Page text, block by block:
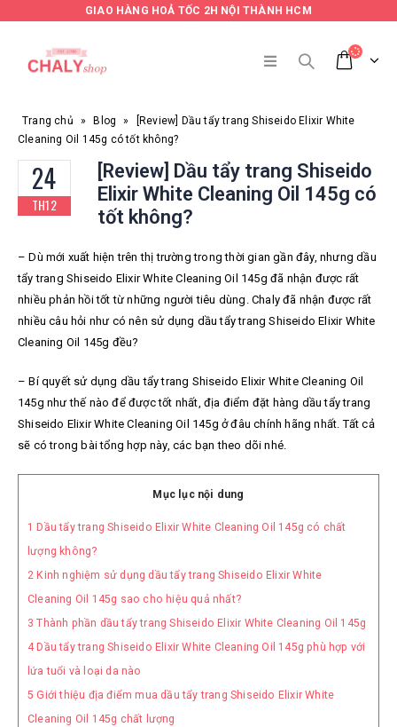
GIAO HÀNG HOẢ TỐC 2H NỘI THÀNH HCM
Trang chủ » Blog »
[Review] Dầu tẩy trang Shiseido Elixir White
Cleaning Oil 145g có tốt không?
24
TH12
[Review] Dầu tẩy trang Shiseido
Elixir White Cleaning Oil 145g có
tốt không?
– Dù mới xuất hiện trên thị trường trong thời gian gần đây, nhưng dầu
tẩy trang Shiseido Elixir White Cleaning Oil 145g đã nhận được rất
nhiều phản hồi tốt từ những người tiêu dùng. Chaly đã nhận được rất
nhiều câu hỏi như có nên sử dụng dầu tẩy trang Shiseido Elixir White
Cleaning Oil 145g đều?
– Bí quyết sử dụng dầu tẩy trang Shiseido Elixir White Cleaning Oil
145g như thế nào để được tốt nhất, địa điểm đặt hàng dầu tẩy trang
Shiseido Elixir White Cleaning Oil 145g ở đâu chính hãng nhất. Tất cả
sẽ có trong bài tổng hợp này, các bạn theo dõi nhé.
Mục lục nội dung
1 Dầu tẩy trang Shiseido Elixir White Cleaning Oil 145g có chất
lượng không?
2 Kinh nghiệm sử dụng dầu tẩy trang Shiseido Elixir White
Cleaning Oil 145g sao cho hiệu quả nhất?
3 Thành phần dầu tẩy trang Shiseido Elixir White Cleaning Oil 145g
4Dầu tẩy trang Shiseido Elixir White Cleaning Oil 145g phù hợp với
lứa tuổi và loại da nào
5 Giới thiệu địa điểm mua dầu tẩy trang Shiseido Elixir White
Cleaning Oil 145g chất lượng